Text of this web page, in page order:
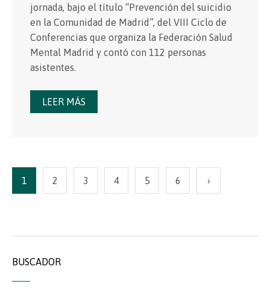
jornada, bajo el título “Prevención del suicidio
en la Comunidad de Madrid”, del VIII Ciclo de
Conferencias que organiza la Federación Salud
Mental Madrid y contó con 112 personas
asistentes.
LEER MÁS
1 2 3 4 5 6 ›
BUSCADOR